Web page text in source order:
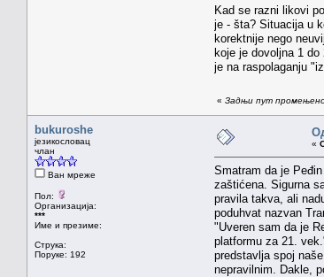
Kad se razni likovi
je - šta? Situacija u
korektnije nego
koje je dovoljna 1
je na raspolaganju
« Задњи пут
bukuroshe
језикословац
члан
Ван мреже
Пол:
Организација:
***
Име и презиме:
Струка:
Поруке: 192
«
Smatram da je
zaštićena. Sigurna
pravila takva, ali
poduhvat nazvan
"Uveren sam da je
platformu za 21.
predstavlja spoj
nepravilnim. Dakle,